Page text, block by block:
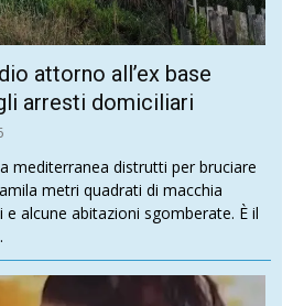
attorno all’ex base
arresti domiciliari
mediterranea distrutti per bruciare
metri quadrati di macchia
alcune abitazioni sgomberate. È il